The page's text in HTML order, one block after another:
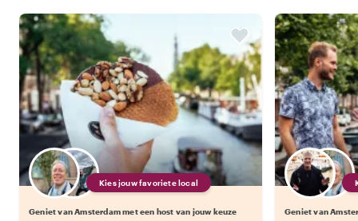
Kies jouw favoriete local
Geniet van Amsterdam met een host van jouw keuze Geniet van